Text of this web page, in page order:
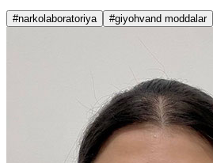
#narkolaboratoriya #giyohvand moddalar